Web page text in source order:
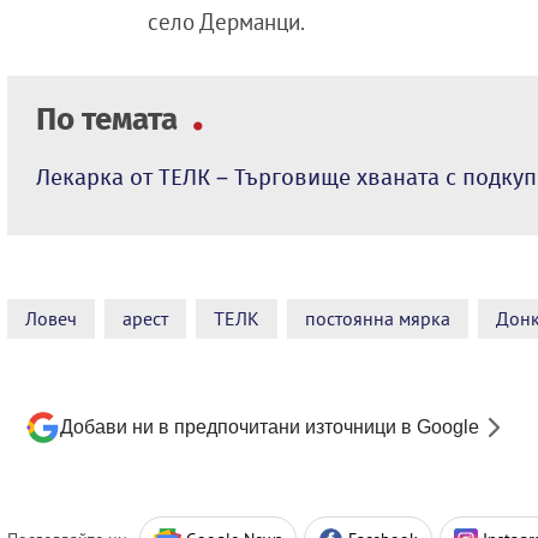
село Дерманци.
По темата
Лекарка от ТЕЛК – Търговище хваната с подкуп
Ловеч арест ТЕЛК постоянна мярка
Добави ни в предпочитани източници в Google